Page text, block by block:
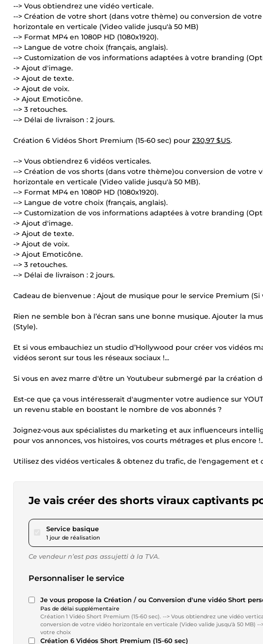
--> Vous obtiendrez une vidéo verticale.
--> Création de votre short (dans votre thème) ou conversion de
horizontale en verticale (Video valide jusqu'à 50 MB)
--> Format MP4 en 1080P HD (1080x1920).
--> Langue de votre choix (français, anglais).
--> Customization de vos informations adaptées à votre branding
-> Ajout d'image.
-> Ajout de texte.
-> Ajout de voix.
-> Ajout Emoticône.
--> 3 retouches.
--> Délai de livraison : 2 jours.
Création 6 Vidéos Short Premium (15-60 sec) pour 230,97 $US.
--> Vous obtiendrez 6 vidéos verticales.
--> Création de vos shorts (dans votre thème)ou conversion de votre
horizontale en verticale (Video valide jusqu'à 50 MB).
--> Format MP4 en 1080P HD (1080x1920).
--> Langue de votre choix (français, anglais).
--> Customization de vos informations adaptées à votre branding
-> Ajout d'image.
-> Ajout de texte.
-> Ajout de voix.
-> Ajout Emoticône.
--> 3 retouches.
--> Délai de livraison : 2 jours.
Cadeau de bienvenue : Ajout de musique pour le service Premium (Si
Rien ne semble bon à l’écran sans une bonne musique. Ajouter la
(Style).
Et si vous embauchiez un studio d’Hollywood pour créer vos vidéos
vidéos seront sur tous les réseaux sociaux !...
Si vous en avez marre d'être un Youtubeur submergé par la création
Est-ce que ça vous intéresserait d'augmenter votre audience sur
un revenu stable en boostant le nombre de vos abonnés ?
Joignez-vous aux spécialistes du marketing et aux influenceurs
pour vos annonces, vos histoires, vos courts métrages et plus encore
Utilisez des vidéos verticales & obtenez du trafic, de l'engagement
Je vais créer des shorts viraux captivants
Service basiquepour 17,32 $US
1 jour de réalisation
Ce vendeur n’est pas assujetti à la TVA.
Personnaliser le service
Je vous propose la Création / ou Conversion d'une vidéo Short
Pas de délai supplémentaire
Création 1 Vidéo Short Premium (15-60 sec). --> Vous obtiendrez une vidéo verticale. --> Création de votre short (dans votre thème) ou
conversion de votre vidéo horizontale en verticale (Video valide jusqu'à 50 MB) --> Format MP4 en 1080P HD (1080x1920). --> Langue de
votre choix
Création 6 Vidéos Short Premium (15-60 sec)